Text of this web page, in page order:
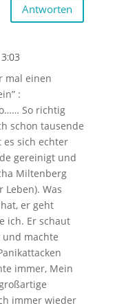
Antworten
mal einen
:
So richtig
schon tausende
es sich echter
gereinigt und
Miltenberg
Leben). Was
er geht
ich. Er schaut
machte
immer, Mein
immer wieder